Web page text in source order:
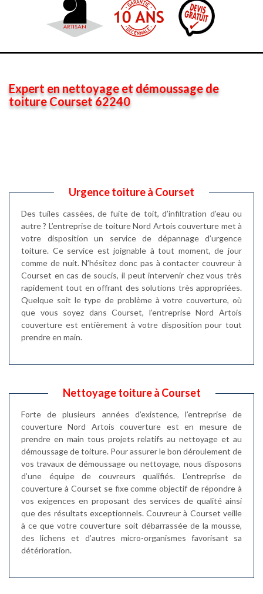
Expert en nettoyage et démoussage de
toiture Courset 62240
Urgence toiture à Courset
Des tuiles cassées, de fuite de toit, d’infiltration d’eau ou
autre ? L’entreprise de toiture Nord Artois couverture met à
votre disposition un service de dépannage d’urgence
toiture. Ce service est joignable à tout moment, de jour
comme de nuit. N’hésitez donc pas à contacter couvreur à
Courset en cas de soucis, il peut intervenir chez vous très
rapidement tout en offrant des solutions très appropriées.
Quelque soit le type de problème à votre couverture, où
que vous soyez dans Courset, l’entreprise Nord Artois
couverture est entièrement à votre disposition pour tout
prendre en main.
Nettoyage toiture à Courset
Forte de plusieurs années d’existence, l’entreprise de
couverture Nord Artois couverture est en mesure de
prendre en main tous projets relatifs au nettoyage et au
démoussage de toiture. Pour assurer le bon déroulement de
vos travaux de démoussage ou nettoyage, nous disposons
d’une équipe de couvreurs qualifiés. L’entreprise de
couverture à Courset se fixe comme objectif de répondre à
vos exigences en proposant des services de qualité ainsi
que des résultats exceptionnels. Couvreur à Courset veille
à ce que votre couverture soit débarrassée de la mousse,
des lichens et d’autres micro-organismes favorisant sa
détérioration.